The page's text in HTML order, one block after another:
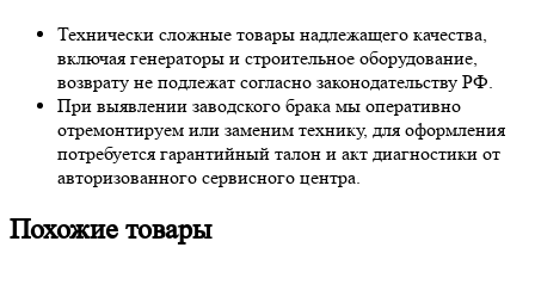
Технически сложные товары надлежащего качества,
включая генераторы и строительное оборудование,
возврату не подлежат согласно законодательству РФ.
При выявлении заводского брака мы оперативно
отремонтируем или заменим технику, для оформления
потребуется гарантийный талон и акт диагностики от
авторизованного сервисного центра.
Похожие товары